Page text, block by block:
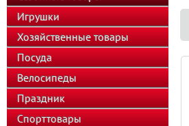
Игрушки
Хозяйственные товары
Посуда
Велосипеды
Праздник
Спорттовары